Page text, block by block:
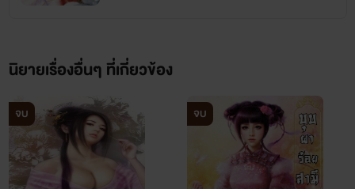
นิยายเรื่องอื่นๆ ที่เกี่ยวข้อง
จบ จบ